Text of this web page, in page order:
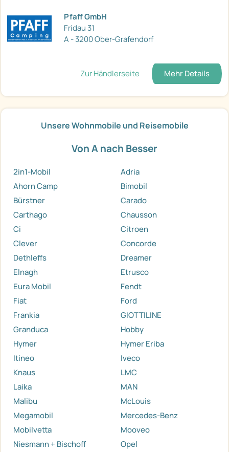
Pfaff GmbH
Fridau 31
A - 3200 Ober-Grafendorf
Zur Händlerseite Mehr Details
Unsere Wohnmobile und Reisemobile
Von A nach Besser
2in1-Mobil
Adria
Ahorn Camp
Bimobil
Bürstner
Carado
Carthago
Chausson
Ci
Citroen
Clever
Concorde
Dethleffs
Dreamer
Elnagh
Etrusco
Eura Mobil
Fendt
Fiat
Ford
Frankia
GIOTTILINE
Granduca
Hobby
Hymer
Hymer Eriba
Itineo
Iveco
Knaus
LMC
Laika
MAN
Malibu
McLouis
Megamobil
Mercedes-Benz
Mobilvetta
Mooveo
Niesmann + Bischoff
Opel